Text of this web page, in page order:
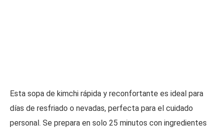
Esta sopa de kimchi rápida y reconfortante es ideal para
días de resfriado o nevadas, perfecta para el cuidado
personal. Se prepara en solo 25 minutos con ingredientes